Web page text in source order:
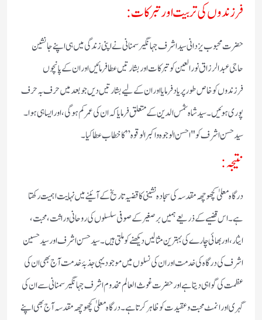
فرزندوں کی تربیت اور تبرکات:
حضرت محبوب یزدانی سید اشرف جہانگیر سمنانی نے اپنی زندگی میں ہی اپنے جانشین
حاجی عبد الرزاق نورالعین کو تبرکات اور بشارتیں عطا فرمائیں اور ان کے پانچوں
فرزندوں کو خاص طور پر یاد فرمایا اور ان کے لیے بشارتیں دیں جو بعد میں حرف بہ حرف
پوری ہوئیں۔ سید شاہ شمس الدین کے متعلق فرمایا کہ ان کی عمر کم ہوگی، اور ایسا ہی ہوا۔
سید حسن اشرف کو "احسن الوجوہ واکبر الوقوہ” کا خطاب عطا کیا۔
نتیجہ:
درگاہ معلیٰ کچھوچھہ مقدسہ کی سجادہ نشینی کا قضیہ تاریخ کے آئینے میں نہایت اہمیت رکھتا
ہے۔ اس قضیے کے ذریعے ہمیں برصغیر کے صوفی سلسلوں کی روحانی وراثت، محبت،
ایثار، اور بھائی چارے کی بہترین مثالیں دیکھنے کو ملتی ہیں۔ سید حسن اشرف اور سید حسین
اشرف کی درگاہ کی خدمت اور ان کی نسلوں میں موجود یہی جذبۂ خدمت آج بھی ان کی
عظمت کی گواہی دیتا ہے اور حضرت غوث العالم مخدوم اشرف جہانگیر سمنانی سے ان کی
گہری اور انمٹ محبت و عقیدت کو ظاہر کرتا ہے۔ درگاہ معلیٰ کچھوچھہ مقدسہ آج بھی اپنے